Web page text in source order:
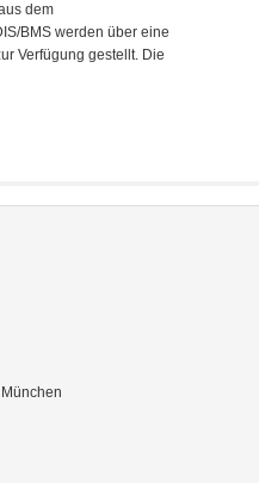
dem
BMS werden über eine
Verfügung gestellt. Die